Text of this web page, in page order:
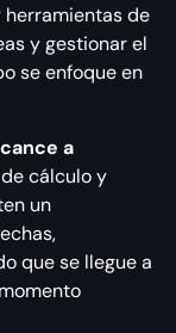
de
y gestionar el
se enfoque en
a
cálculo y
un
que se llegue a